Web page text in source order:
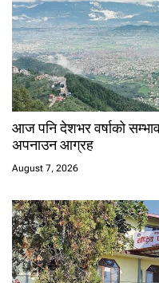
आज पनि देशभर वर्षाको
अपनाउन आग्रह
August 7, 2026